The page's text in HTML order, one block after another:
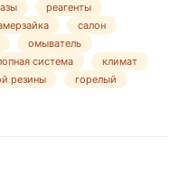
реагенты
салон
омыватель
система
климат
резины горелый